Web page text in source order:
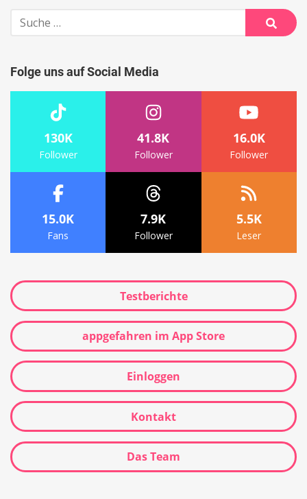
Suche
nach:
Suche
Folge uns auf Social Media
130K
Follower
41.8K
Follower
16.0K
Follower
15.0K
Fans
7.9K
Follower
5.5K
Leser
Testberichte
appgefahren im App Store
Einloggen
Kontakt
Das Team